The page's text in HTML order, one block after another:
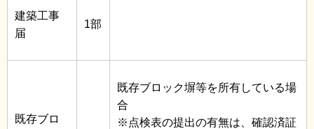
建築工事
届
1部
既存ブロ
既存ブロック塀等を所有している場
合
※点検表の提出の有無は、確認済証